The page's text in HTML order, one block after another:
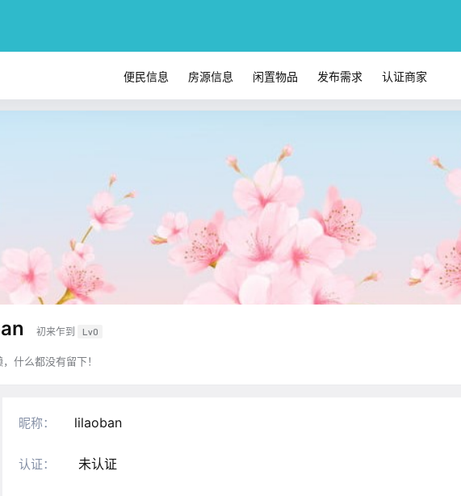
便民信息 房源信息 闲置物品 发布需求 认证商家
初来乍到 Lv0
什么都没有留下！
昵称： lilaoban
认证： 未认证